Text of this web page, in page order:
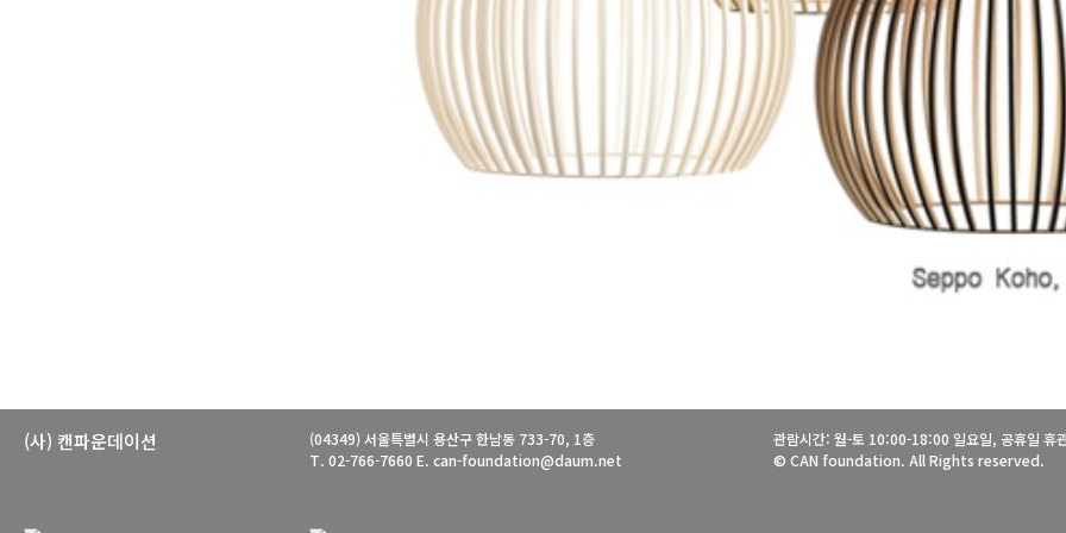
(사) 캔파운데이션
(04349) 서울특별시 용산구 한남동 733-70, 1층
T. 02-766-7660 E. can-foundation@daum.net
관람시간: 월-토 10:00-18:00 일요일, 공휴일 휴
© CAN foundation. All Rights reserved.